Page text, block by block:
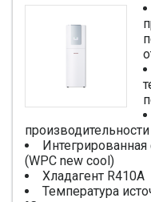
(WPC new cool)
Хладагент R410A
Температура